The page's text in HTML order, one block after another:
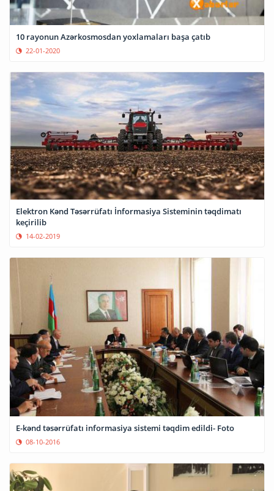
10 rayonun Azərkosmosdan yoxlamaları başa çatıb
22-01-2020
Elektron Kənd Təsərrüfatı İnformasiya Sisteminin təqdimatı
keçirilib
14-02-2019
E-kənd təsərrüfatı informasiya sistemi təqdim edildi- Foto
08-10-2016